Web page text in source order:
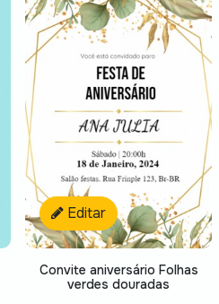
Editar
Convite aniversário Folhas
verdes douradas